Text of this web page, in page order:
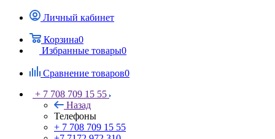
Личный кабинет
Корзина0
Избранные товары0
Сравнение товаров0
+ 7 708 709 15 55
Назад
Телефоны
+ 7 708 709 15 55